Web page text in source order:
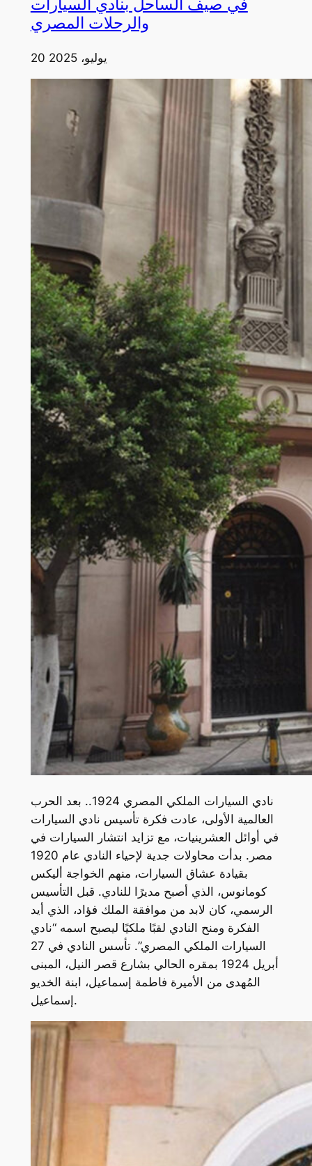
في صيف الساحل بنادي السيارات
والرحلات المصري
20 يوليو، 2025
نادي السيارات الملكي المصري 1924.. بعد الحرب
العالمية الأولى، عادت فكرة تأسيس نادي السيارات
في أوائل العشرينيات، مع تزايد انتشار السيارات في
مصر. بدأت محاولات جدية لإحياء النادي عام 1920
بقيادة عشاق السيارات، منهم الخواجة أليكس
كومانوس، الذي أصبح مديرًا للنادي. قبل التأسيس
الرسمي، كان لابد من موافقة الملك فؤاد، الذي أيد
الفكرة ومنح النادي لقبًا ملكيًا ليصبح اسمه “نادي
السيارات الملكي المصري”. تأسس النادي في 27
أبريل 1924 بمقره الحالي بشارع قصر النيل، المبنى
المُهدى من الأميرة فاطمة إسماعيل، ابنة الخديو
إسماعيل.